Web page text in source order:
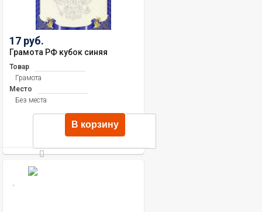
17 руб.
Грамота РФ кубок синяя
Товар
Грамота
Место
Без места
В корзину